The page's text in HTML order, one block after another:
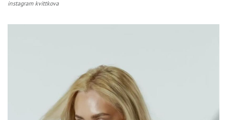
instagram kvittkova